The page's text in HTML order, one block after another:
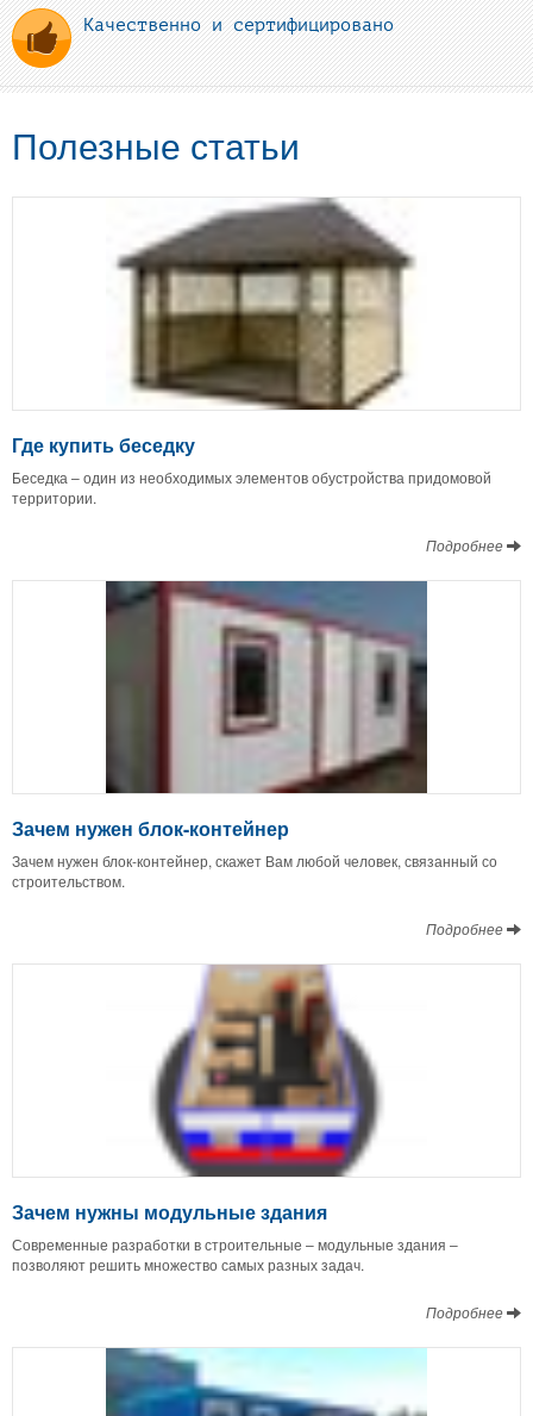
Качественно и сертифицировано
Полезные статьи
Где купить беседку
Беседка – один из необходимых элементов обустройства придомовой
территории.
Подробнее
Зачем нужен блок-контейнер
Зачем нужен блок-контейнер, скажет Вам любой человек, связанный со
строительством.
Подробнее
Зачем нужны модульные здания
Современные разработки в строительные – модульные здания –
позволяют решить множество самых разных задач.
Подробнее